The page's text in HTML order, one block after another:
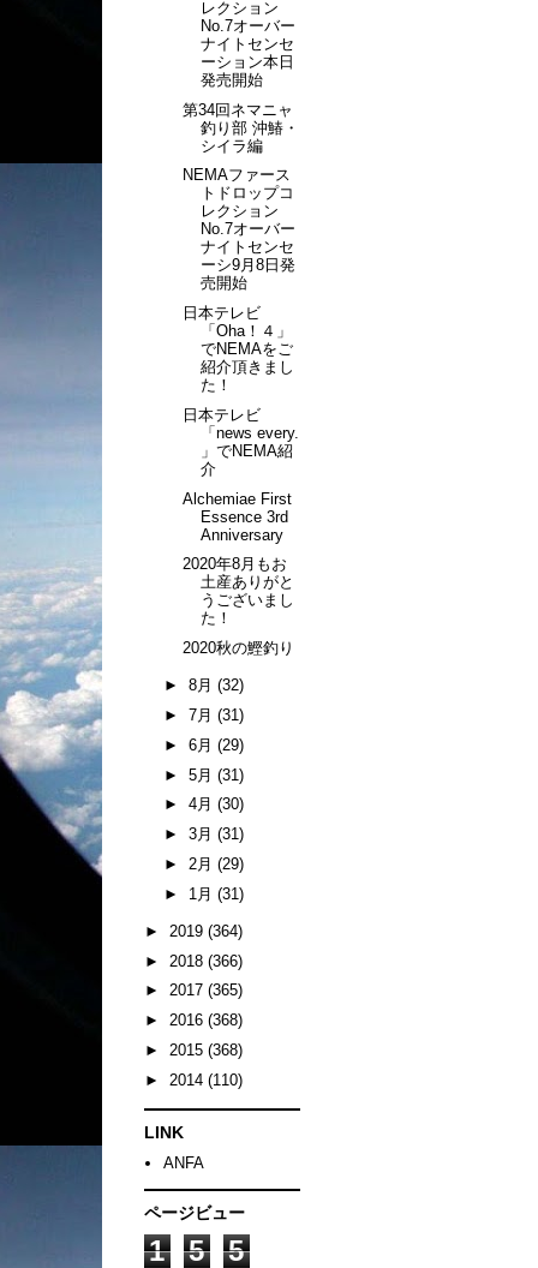
レクション
No.7オーバー
ナイトセンセ
ーション本日
発売開始
第34回ネマニャ
釣り部 沖鰆・
シイラ編
NEMAファース
トドロップコ
レクション
No.7オーバー
ナイトセンセ
ーシ9月8日発
売開始
日本テレビ
「Oha！４」
でNEMAをご
紹介頂きまし
た！
日本テレビ
「news every.
」でNEMA紹
介
Alchemiae First
Essence 3rd
Anniversary
2020年8月もお
土産ありがと
うございまし
た！
2020秋の鰹釣り
► 8月 (32)
► 7月 (31)
► 6月 (29)
► 5月 (31)
► 4月 (30)
► 3月 (31)
► 2月 (29)
► 1月 (31)
► 2019 (364)
► 2018 (366)
► 2017 (365)
► 2016 (368)
► 2015 (368)
► 2014 (110)
LINK
ANFA
ページビュー
1 5
5